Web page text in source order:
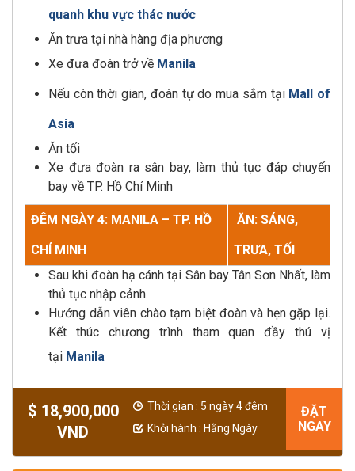
quanh khu vực thác nước
Ăn trưa tại nhà hàng địa phương
Xe đưa đoàn trở về Manila
Nếu còn thời gian, đoàn tự do mua sắm tại Mall of
Asia
Ăn tối
Xe đưa đoàn ra sân bay, làm thủ tục đáp chuyến
bay về TP. Hồ Chí Minh
ĐÊM NGÀY 4: MANILA – TP. HỒ
CHÍ MINH
ĂN: SÁNG,
TRƯA, TỐI
Sau khi đoàn hạ cánh tại Sân bay Tân Sơn Nhất, làm
thủ tục nhập cảnh.
Hướng dẫn viên chào tạm biệt đoàn và hẹn gặp lại.
Kết thúc chương trình tham quan đầy thú vị
tại Manila
$ 18,900,000
VND
Thời gian : 5 ngày 4 đêm
Khởi hành : Hằng Ngày
ĐẶT
NGAY